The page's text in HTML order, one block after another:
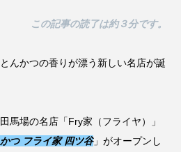
この記事の読了は約３分です。
んかつの香りが漂う新しい名店が誕
馬場の名店「Fry家（フライヤ）」
つ フライ家 四ツ谷」がオープンし